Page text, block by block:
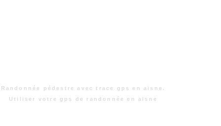
Randonnée pédestre avec trace gps en aisne.
Utiliser votre gps de randonnée en aisne